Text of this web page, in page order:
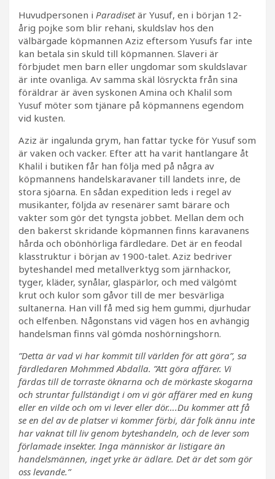
Huvudpersonen i Paradisetär Yusuf, en i början 12-
årig pojke som blir rehani, skuldslav hos den
välbärgade köpmannen Aziz eftersom Yusufs far inte
kan betala sin skuld till köpmannen. Slaveri är
förbjudet men barn eller ungdomar som skuldslavar
är inte ovanliga. Av samma skäl lösryckta från sina
föräldrar är även syskonen Amina och Khalil som
Yusuf möter som tjänare på köpmannens egendom
vid kusten.
Aziz är ingalunda grym, han fattar tycke för Yusuf som
är vaken och vacker. Efter att ha varit hantlangare åt
Khalil i butiken får han följa med på några av
köpmannens handelskaravaner till landets inre, de
stora sjöarna. En sådan expedition leds i regel av
musikanter, följda av resenärer samt bärare och
vakter som gör det tyngsta jobbet. Mellan dem och
den bakerst skridande köpmannen finns karavanens
hårda och obönhörliga färdledare. Det är en feodal
klasstruktur i början av 1900-talet. Aziz bedriver
byteshandel med metallverktyg som järnhackor,
tyger, kläder, synålar, glaspärlor, och med välgömt
krut och kulor som gåvor till de mer besvärliga
sultanerna. Han vill få med sig hem gummi, djurhudar
och elfenben. Någonstans vid vägen hos en avhängig
handelsman finns väl gömda noshörningshorn.
”Detta är vad vi har kommit till världen för att göra”, sa
färdledaren Mohmmed Abdalla. ”Att göra affärer. Vi
färdas till de torraste öknarna och de mörkaste skogarna
och struntar fullständigt i om vi gör affärer med en kung
eller en vilde och om vi lever eller dör….Du kommer att få
se en del av de platser vi kommer förbi, där folk ännu inte
har vaknat till liv genom byteshandeln, och de lever som
förlamade insekter. Inga människor är listigare än
handelsmännen, inget yrke är ädlare. Det är det som gör
oss levande.”